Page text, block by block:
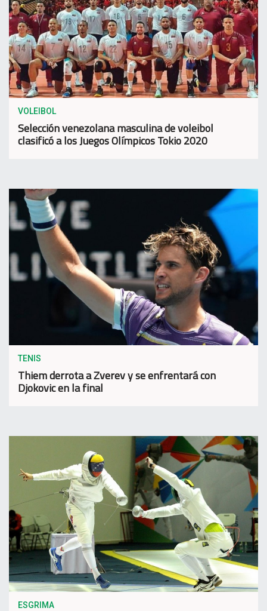
VOLEIBOL
Selección venezolana masculina de voleibol
clasificó a los Juegos Olímpicos Tokio 2020
TENIS
Thiem derrota a Zverev y se enfrentará con
Djokovic en la final
ESGRIMA